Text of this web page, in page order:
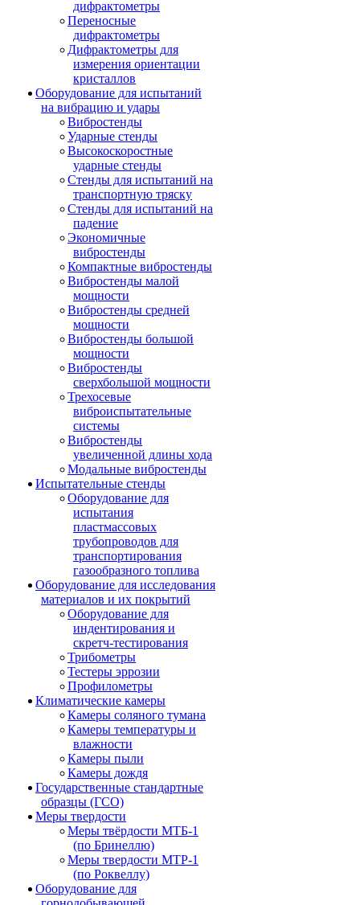
дифрактометры
Переносные
дифрактометры
Дифрактометры для
измерения ориентации
кристаллов
Оборудование для испытаний
на вибрацию и удары
Вибростенды
Ударные стенды
Высокоскоростные
ударные стенды
Стенды для испытаний на
транспортную тряску
Стенды для испытаний на
падение
Экономичные
вибростенды
Компактные вибростенды
Вибростенды малой
мощности
Вибростенды средней
мощности
Вибростенды большой
мощности
Вибростенды
сверхбольшой мощности
Трехосевые
виброиспытательные
системы
Вибростенды
увеличенной длины хода
Модальные вибростенды
Испытательные стенды
Оборудование для
испытания
пластмассовых
трубопроводов для
транспортирования
газообразного топлива
Оборудование для исследования
материалов и их покрытий
Оборудование для
индентирования и
скретч-тестирования
Трибометры
Тестеры эррозии
Профилометры
Климатические камеры
Камеры соляного тумана
Камеры температуры и
влажности
Камеры пыли
Камеры дождя
Государственные стандартные
образцы (ГСО)
Меры твердости
Меры твёрдости МТБ-1
(по Бринеллю)
Меры твердости МТР-1
(по Роквеллу)
Оборудование для